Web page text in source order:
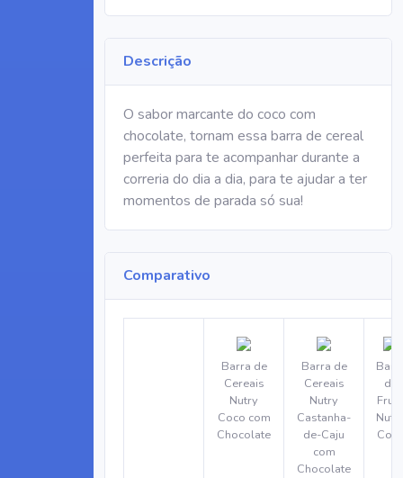
Descrição
O sabor marcante do coco com
chocolate, tornam essa barra de cereal
perfeita para te acompanhar durante a
correria do dia a dia, para te ajudar a ter
momentos de parada só sua!
Comparativo
Barra de
Cereais
Nutry
Coco com
Chocolate
Barra de
Cereais
Nutry
Castanha-
de-Caju
com
Chocolate
de
Fruta